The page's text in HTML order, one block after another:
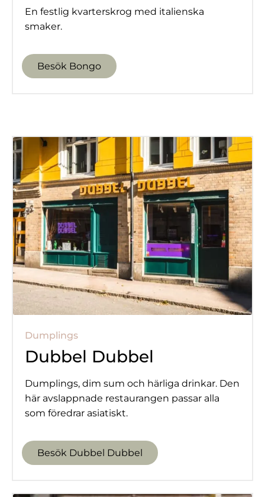
En festlig kvarterskrog med italienska
smaker.
Besök Bongo
Dumplings
Dubbel Dubbel
Dumplings, dim sum och härliga drinkar. Den
här avslappnade restaurangen passar alla
som föredrar asiatiskt.
Besök Dubbel Dubbel